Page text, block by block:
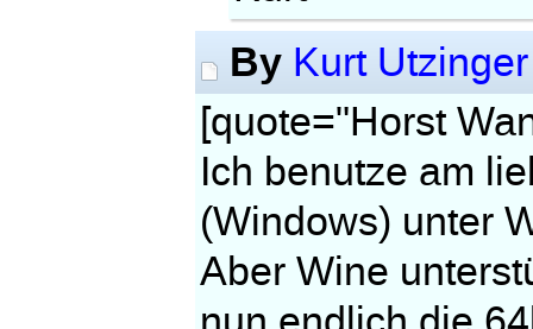
By Kurt Utzinger
[quote="Horst
Ich benutze am
(Windows) unter
Aber Wine